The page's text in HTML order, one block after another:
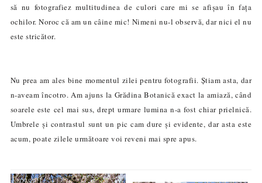
să nu fotografiez multitudinea de culori care mi se afișau în fața
ochilor. Noroc că am un câine mic! Nimeni nu-l observă, dar nici el nu
este stricător.
Nu prea am ales bine momentul zilei pentru fotografii. Știam asta, dar
n-aveam încotro. Am ajuns la Grădina Botanică exact la amiază, când
soarele este cel mai sus, drept urmare lumina n-a fost chiar prielnică.
Umbrele și contrastul sunt un pic cam dure și evidente, dar asta este
acum, poate zilele următoare voi reveni mai spre apus.